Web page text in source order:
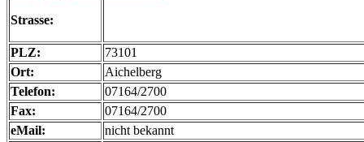
Strasse:
PLZ:
73101
Ort:
Aichelberg
Telefon:
07164/2700
Fax:
07164/2700
eMail:
nicht bekannt